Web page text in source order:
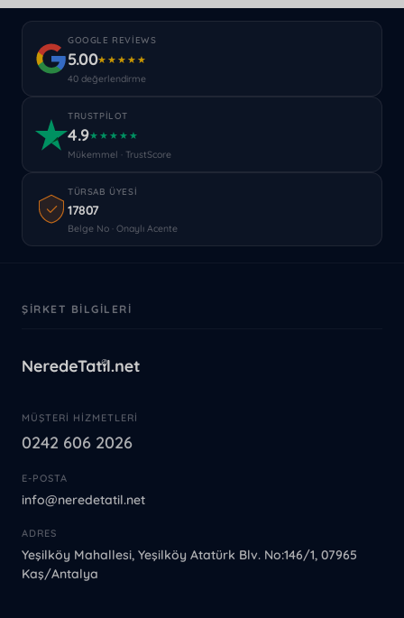
GOOGLE REVIEWS
5.00★★★★★
40 değerlendirme
TRUSTPILOT
4.9★★★★★
Mükemmel · TrustScore
TÜRSAB ÜYESI
17807
Belge No · Onaylı Acente
ŞIRKET BILGILERI
MÜŞTERI HIZMETLERI
0242 606 2026
E-POSTA
info@neredetatil.net
ADRES
Yeşilköy Mahallesi, Yeşilköy Atatürk Blv. No:146/1, 07965
Kaş/Antalya